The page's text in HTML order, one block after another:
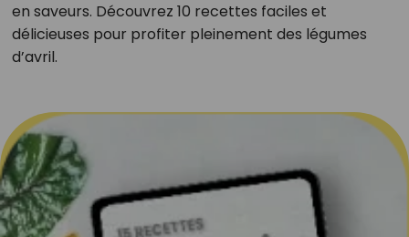
en saveurs. Découvrez 10 recettes faciles et
délicieuses pour profiter pleinement des légumes
d’avril.